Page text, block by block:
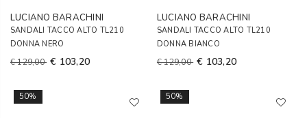
LUCIANO BARACHINI
SANDALI TACCO ALTO TL210
DONNA NERO
€ 129,00 € 103,20
LUCIANO BARACHINI
SANDALI TACCO ALTO TL210
DONNA BIANCO
€ 129,00 € 103,20
50% 50%